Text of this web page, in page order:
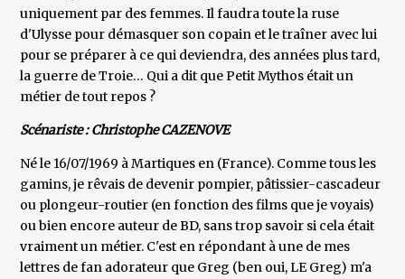
uniquement par des femmes. Il faudra toute la ruse
d'Ulysse pour démasquer son copain et le traîner avec lui
pour se préparer à ce qui deviendra, des années plus tard,
la guerre de Troie… Qui a dit que Petit Mythos était un
métier de tout repos ?
Scénariste : Christophe CAZENOVE
Né le 16/07/1969 à Martiques en (France). Comme tous les
gamins, je rêvais de devenir pompier, pâtissier-cascadeur
ou plongeur-routier (en fonction des films que je voyais)
ou bien encore auteur de BD, sans trop savoir si cela était
vraiment un métier. C'est en répondant à une de mes
lettres de fan adorateur que Greg (ben oui, LE Greg) m'a